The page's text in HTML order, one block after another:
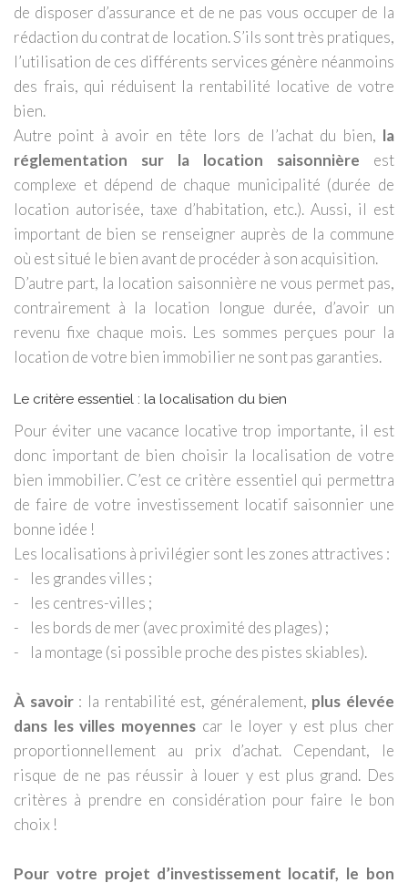
de disposer d’assurance et de ne pas vous occuper de la
rédaction du contrat de location. S’ils sont très pratiques,
l’utilisation de ces différents services génère néanmoins
des frais, qui réduisent la rentabilité locative de votre
bien.
Autre point à avoir en tête lors de l’achat du bien, la
réglementation sur la location saisonnière est
complexe et dépend de chaque municipalité (durée de
location autorisée, taxe d’habitation, etc.). Aussi, il est
important de bien se renseigner auprès de la commune
où est situé le bien avant de procéder à son acquisition.
D’autre part, la location saisonnière ne vous permet pas,
contrairement à la location longue durée, d’avoir un
revenu fixe chaque mois. Les sommes perçues pour la
location de votre bien immobilier ne sont pas garanties.
Le critère essentiel : la localisation du bien
Pour éviter une vacance locative trop importante, il est
donc important de bien choisir la localisation de votre
bien immobilier. C’est ce critère essentiel qui permettra
de faire de votre investissement locatif saisonnier une
bonne idée !
Les localisations à privilégier sont les zones attractives :
- les grandes villes ;
- les centres-villes ;
- les bords de mer (avec proximité des plages) ;
- la montage (si possible proche des pistes skiables).
À savoir: la rentabilité est, généralement, plus élevée
dans les villes moyennes car le loyer y est plus cher
proportionnellement au prix d’achat. Cependant, le
risque de ne pas réussir à louer y est plus grand. Des
critères à prendre en considération pour faire le bon
choix !
Pour votre projet d’investissement locatif, le bon